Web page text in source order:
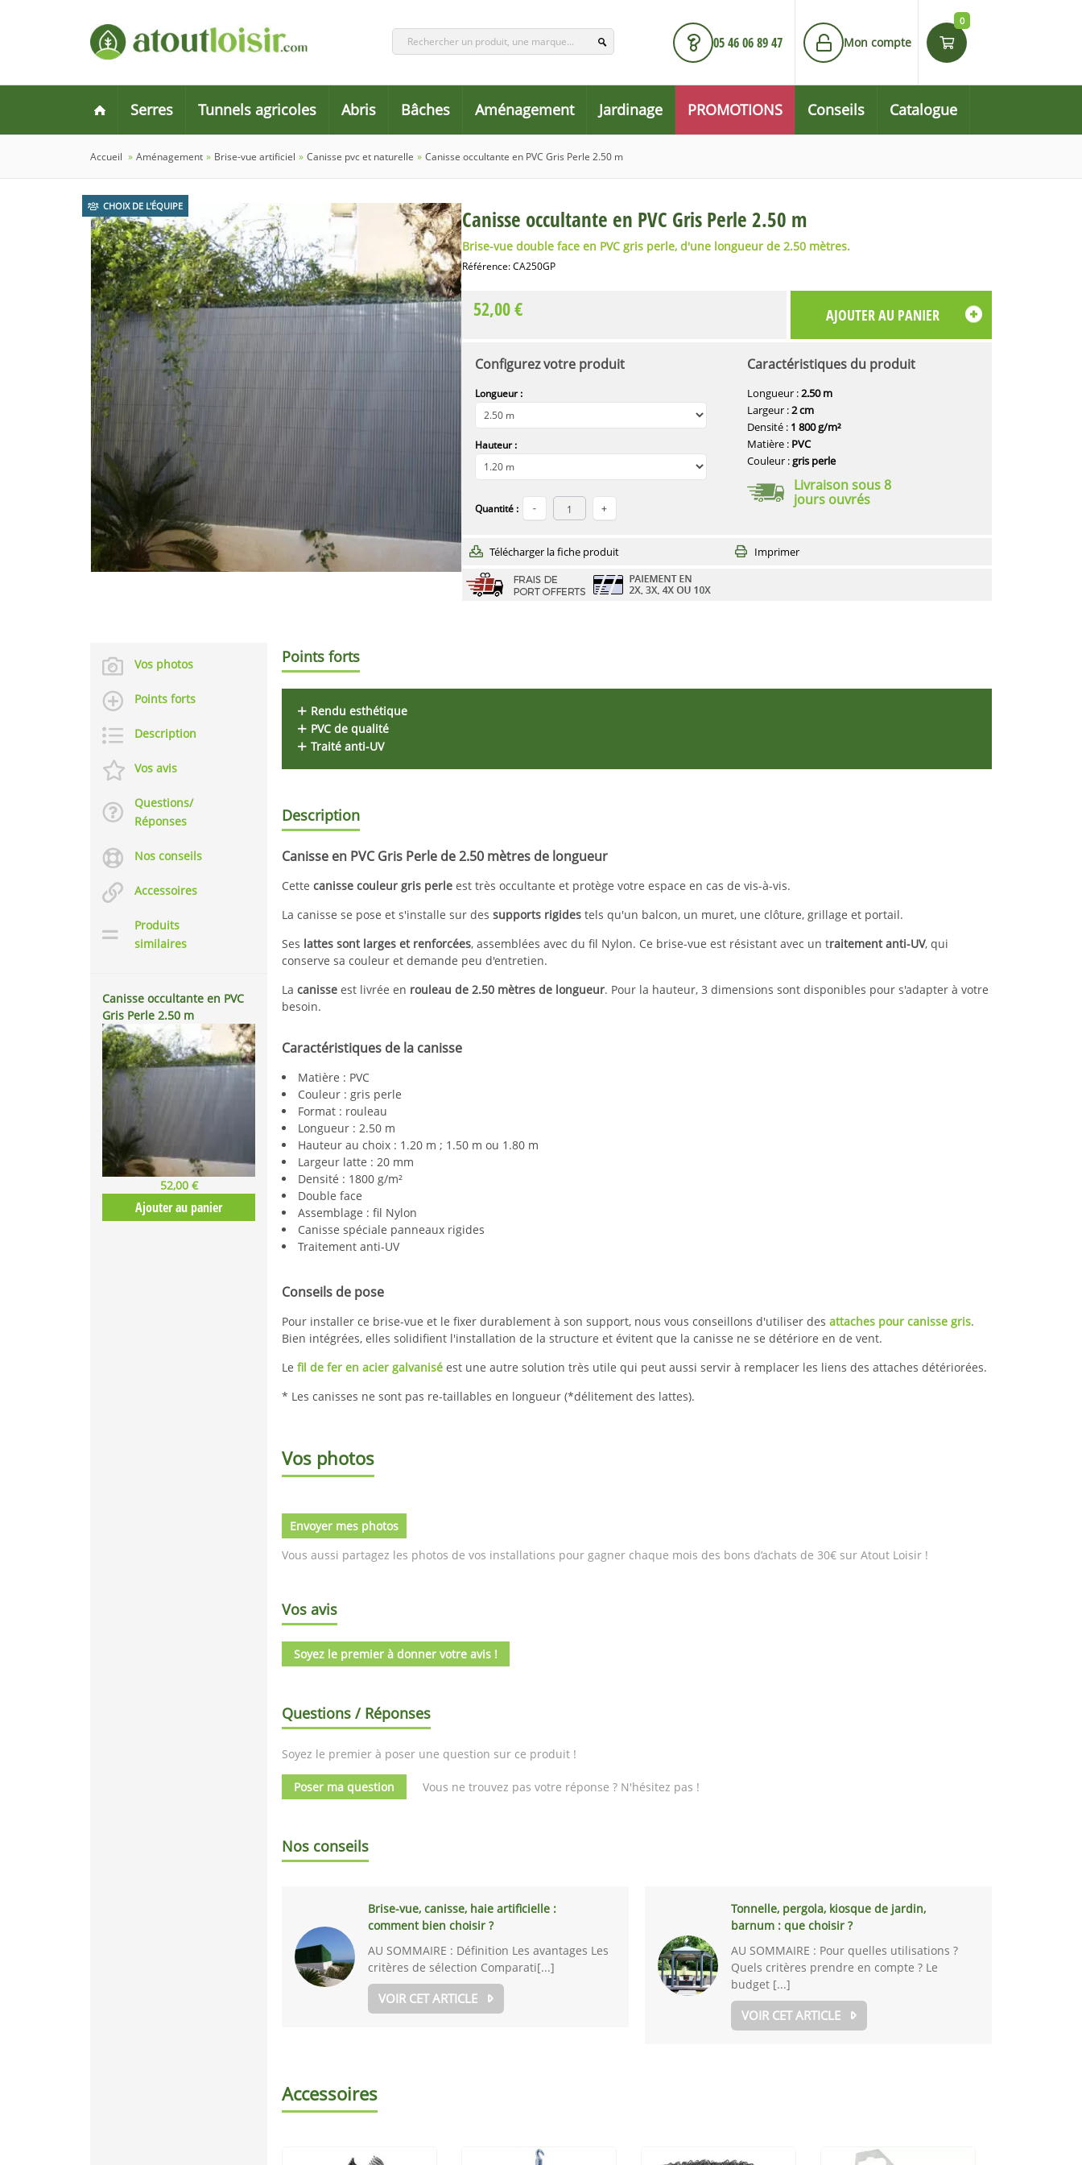
0
Mon compte
05 46 06 89 47
Serres Tunnels agricoles Abris Bâches Aménagement Jardinage PROMOTIONS Conseils Catalogue
Accueil » Aménagement » Brise-vue artificiel » Canisse pvc et naturelle » Canisse occultante en PVC Gris Perle 2.50 m
CHOIX DE L'ÉQUIPE Canisse occultante en PVC Gris Perle 2.50 m
Brise-vue double face en PVC gris perle, d'une longueur de 2.50 mètres.
Référence:CA250GP
52,00 €
Configurez votre produit
Longueur :
Hauteur :
Quantité :
Caractéristiques du produit
Longueur :2.50 m
Largeur :2 cm
Densité : 1 800 g/m²
Matière : PVC
Couleur :gris perle
Livraison sous 8
jours ouvrés
Télécharger la fiche produit Imprimer
Vos photos
Points forts
Description
Vos avis
Questions/
Réponses
Nos conseils
Accessoires
Produits
similaires
Canisse occultante en PVC
Gris Perle 2.50 m
52,00 €
Ajouter au panier
Points forts
Rendu esthétique
PVC de qualité
Traité anti-UV
Description
Canisse en PVC Gris Perle de 2.50 mètres de longueur
Cette canisse couleur gris perle est très occultante et protège votre espace en cas de vis-à-vis.
La canisse se pose et s'installe sur des supports rigides tels qu'un balcon, un muret, une clôture, grillage et portail.
Ses lattes sont larges et renforcées, assemblées avec du fil Nylon. Ce brise-vue est résistant avec un traitement anti-UV, qui
conserve sa couleur et demande peu d'entretien.
La canisse est livrée en rouleau de 2.50 mètres de longueur. Pour la hauteur, 3 dimensions sont disponibles pour s'adapter à votre
besoin.
Caractéristiques de la canisse
Matière : PVC
Couleur : gris perle
Format : rouleau
Longueur : 2.50 m
Hauteur au choix : 1.20 m ; 1.50 m ou 1.80 m
Largeur latte : 20 mm
Densité : 1800 g/m²
Double face
Assemblage : fil Nylon
Canisse spéciale panneaux rigides
Traitement anti-UV
Conseils de pose
Pour installer ce brise-vue et le fixer durablement à son support, nous vous conseillons d'utiliser des attaches pour canisse gris.
Bien intégrées, elles solidifient l'installation de la structure et évitent que la canisse ne se détériore en de vent.
Le fil de fer en acier galvanisé est une autre solution très utile qui peut aussi servir à remplacer les liens des attaches détériorées.
* Les canisses ne sont pas re-taillables en longueur (*délitement des lattes).
Vos photos
Envoyer mes photos
Vous aussi partagez les photos de vos installations pour gagner chaque mois des bons d’achats de 30€ sur Atout Loisir !
Vos avis
Soyez le premier à donner votre avis !
Questions / Réponses
Soyez le premier à poser une question sur ce produit !
Poser ma question Vous ne trouvez pas votre réponse ? N'hésitez pas !
Nos conseils
Brise-vue, canisse, haie artificielle :
comment bien choisir ?
AU SOMMAIRE : Définition Les avantages Les
critères de sélection Comparati[...]
VOIR CET ARTICLE
Tonnelle, pergola, kiosque de jardin,
barnum : que choisir ?
AU SOMMAIRE : Pour quelles utilisations ?
Quels critères prendre en compte ? Le
budget [...]
VOIR CET ARTICLE
Accessoires